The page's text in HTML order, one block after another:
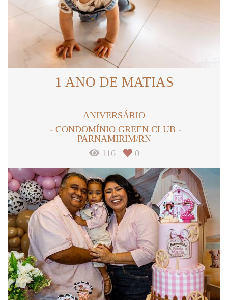
1 ANO DE MATIAS
ANIVERSÁRIO
CONDOMÍNIO GREEN CLUB -
PARNAMIRIM/RN
116
0